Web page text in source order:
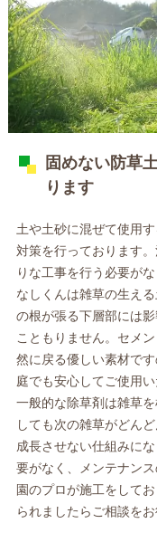
固めない防草
ります
土や土砂に混ぜて使用
対策を行っております
りな工事を行う必要が
なしくんは雑草の生え
の根が張る下層部には
こともりません。セメ
然に戻る優しい素材で
庭でも安心してご使用い
一般的な除草剤は雑草
しても次の雑草がどん
成長させない仕組みに
要がなく、メンテナン
園のプロが施工をして
られましたらご相談をお